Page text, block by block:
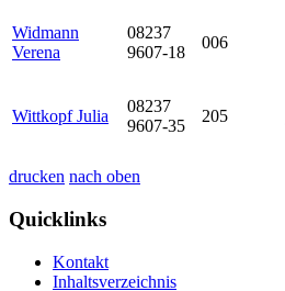
Widmann
Verena
08237
9607-18
006
Wittkopf Julia
08237
9607-35
205
drucken nach oben
Quicklinks
Kontakt
Inhaltsverzeichnis